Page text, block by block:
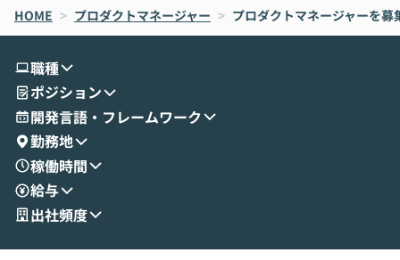
oworkの基本的な機能をご紹介いただきま
す。 続く公開デモでは、実際にCoworkを
せいただきます。数分でワークフローが完
成する手軽さや、Gmail等の外部サービス
とセキュアに連携できるポイントなど、実
演を通じて具体的なイメージをお届けしま
す。 後半のディスカッションでは、セキュ
リティの考え方や社内導入の進め方など、
現場目線でさらに深掘りしていきます。
「自分の業務をAIで自動化してみたいけ
いう方にこそ参加いただきたいイベントで
は、LLMのフル
ント構築の最前
HOME > プロダクトマネージャー > プロダクトマネージャーを
職種
ポジション
開発言語・フレームワーク
勤務地
稼働時間
給与
出社頻度